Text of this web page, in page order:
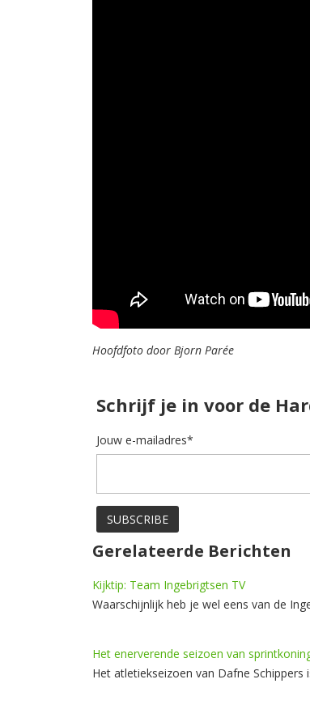
Hoofdfoto door Bjorn Parée
Schrijf je in voor de
Jouw e-mailadres*
Gerelateerde Berichten
Kijktip: Team Ingebrigtsen TV
Waarschijnlijk heb je wel eens van de
Het enerverende seizoen van
Het atletiekseizoen van Dafne